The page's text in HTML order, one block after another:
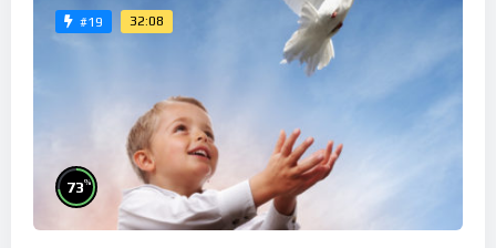
#19 32:08
73%